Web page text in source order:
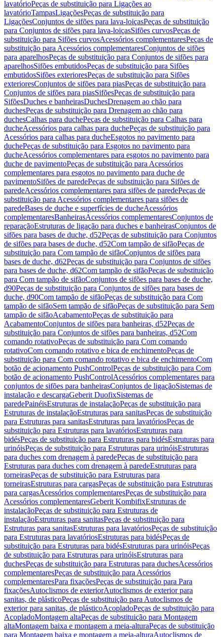
lavatórioPeças de substituição para Ligações ao
lavatórioTampasLigaçõesPeças de substituição para
LigaçõesConjuntos de sifões para lava-loiçasPeças de substituição
para Conjuntos de sifões para lava-loiçasSifões curvosPeças de
substituição para Sifões curvosAcessórios complementaresPeças de
substituição para Acessórios complementaresConjuntos de sifões
para aparelhosPeças de substituição para Conjuntos de sifões para
aparelhosSifões embutidosPeças de substituição para Sifões
embutidosSifões exterioresPeças de substituição para Sifões
exterioresConjuntos de sifões para piasPeças de substituição para
Conjuntos de sifões para piasSifõesPeças de substituição para
SifõesDuches e banheirasDuchesDrenagem ao chão para
duchesPeças de substituição para Drenagem ao chão para
duchesCalhas para duchePeças de substituição para Calhas para
ducheAcessórios para calhas para duchePeças de substituição para
Acessórios para calhas para ducheEsgotos no pavimento para
duchePeças de substituição para Esgotos no pavimento para
ducheAcessórios complementares para esgotos no pavimento para
duche de pavimentoPeças de substituição para Acessórios
complementares para esgotos no pavimento para duche de
pavimentoSifões de paredePeças de substituição para Sifões de
paredeAcessórios complementares para sifões de paredePeças de
substituição para Acessórios complementares para sifões de
paredeBases de duche e superfícies de ducheAcessórios
complementaresBanheirasAcessórios complementaresConjuntos de
reparaçãoEstruturas de ligação para duches e banheirasConjuntos de
sifões para bases de duche, d52Peças de substituição para Conjuntos
de sifões para bases de duche, d52Com tampão de sifãoPeças de
substituição para Com tampão de sifãoConjuntos de sifões para
bases de duche, d62Peças de substituição para Conjuntos de sifões
para bases de duche, d62Com tampão de sifãoPeças de substituição
para Com tampão de sifãoConjuntos de sifões para bases de duche,
d90Peças de substituição para Conjuntos de sifões para bases de
duche, d90Com tampão de sifãoPeças de substituição para Com
tampão de sifãoSem tampão de sifãoPeças de substituição para Sem
tampão de sifãoAcabamentoPeças de substituição para
AcabamentoConjuntos de sifões para banheiras, d52Peças de
substituição para Conjuntos de sifões para banheiras, d52Com
comando rotativoPeças de substituição para Com comando
rotativoCom comando rotativo e bica de enchimentoPeças de
substituição para Com comando rotativo e bica de enchimentoCom
botão de acionamento PushControlPeças de substituição para Com
botão de acionamento PushControlAcessórios complementares para
conjuntos de sifões para banheirasConjuntos de ligaçãoSistemas de
instalação e descargaGeberit DuofixSistemas de
paredePainéisEstruturas de instalaçãoPeças de substituição para
Estruturas de instalaçãoEstruturas para sanitasPeças de substituição
para Estruturas para sanitasEstruturas para lavatóriosPeças de
substituição para Estruturas para lavatóriosEstruturas para
bidésPeças de substituição para Estruturas para bidésEstruturas para
urinóisPeças de substituição para Estruturas para urinóisEstruturas
para duches com drenagem à paredePeças de substituição para
Estruturas para duches com drenagem à paredeEstruturas para
torneirasPeças de substituição para Estruturas para
torneirasEstruturas para cargasPeças de substituição para Estruturas
para cargasAcessórios complementaresPeças de substituição para
Acessórios complementaresGeberit KombifixEstruturas de
instalaçãoPeças de substituição para Estruturas de
instalaçãoEstruturas para sanitasPeças de substituição para
Estruturas para sanitasEstruturas para lavatóriosPeças de substituição
para Estruturas para lavatóriosEstruturas para bidésPeças de
substituição para Estruturas para bidésEstruturas para urinóisPeças
de substituição para Estruturas para urinóisEstruturas para
duchesPeças de substituição para Estruturas para duchesAcessórios
complementaresPeças de substituição para Acessórios
complementaresPara fixaçõesPeças de substituição para Para
fixaçõesAutoclismos de exteriorAutoclismos de exterior para
sanitas, de plásticoPeças de substituição para Autoclismos de
exterior para sanitas, de plásticoAcopladoPeças de substituição para
AcopladoMontagem altaPeças de substituição para Montagem
altaMontagem baixa e montagem a meia-alturaPeças de substituição
para Montagem baixa e montagem a meia-alturaAutoclismos de